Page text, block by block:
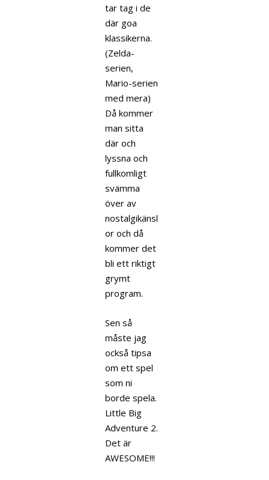
tar tag i de
där goa
klassikerna.
(Zelda-
serien,
Mario-serien
med mera)
Då kommer
man sitta
där och
lyssna och
fullkomligt
svämma
över av
nostalgikänsl
or och då
kommer det
bli ett riktigt
grymt
program.
Sen så
måste jag
också tipsa
om ett spel
som ni
borde spela.
Little Big
Adventure 2.
Det är
AWESOME!!!